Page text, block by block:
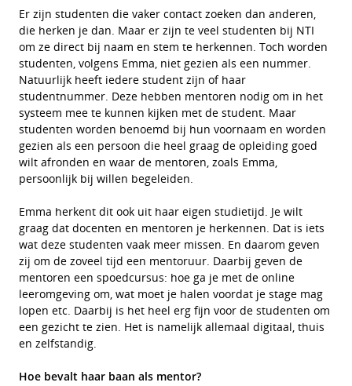
Er zijn studenten die vaker contact zoeken dan anderen,
die herken je dan. Maar er zijn te veel studenten bij NTI
om ze direct bij naam en stem te herkennen. Toch worden
studenten, volgens Emma, niet gezien als een nummer.
Natuurlijk heeft iedere student zijn of haar
studentnummer. Deze hebben mentoren nodig om in het
systeem mee te kunnen kijken met de student. Maar
studenten worden benoemd bij hun voornaam en worden
gezien als een persoon die heel graag de opleiding goed
wilt afronden en waar de mentoren, zoals Emma,
persoonlijk bij willen begeleiden.
Emma herkent dit ook uit haar eigen studietijd. Je wilt
graag dat docenten en mentoren je herkennen. Dat is iets
wat deze studenten vaak meer missen. En daarom geven
zij om de zoveel tijd een mentoruur. Daarbij geven de
mentoren een spoedcursus: hoe ga je met de online
leeromgeving om, wat moet je halen voordat je stage mag
lopen etc. Daarbij is het heel erg fijn voor de studenten om
een gezicht te zien. Het is namelijk allemaal digitaal, thuis
en zelfstandig.
Hoe bevalt haar baan als mentor?